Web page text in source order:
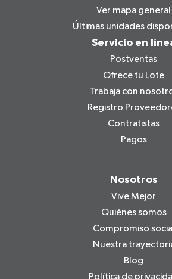
Ver mapa general
Últimas unidades
Servicio en
Postventas
Ofrece tu Lote
Trabaja con
Registro
Contratistas
Pagos
Nosotros
Vive Mejor
Quiénes somos
Compromiso social
Nuestra
Blog
Política de